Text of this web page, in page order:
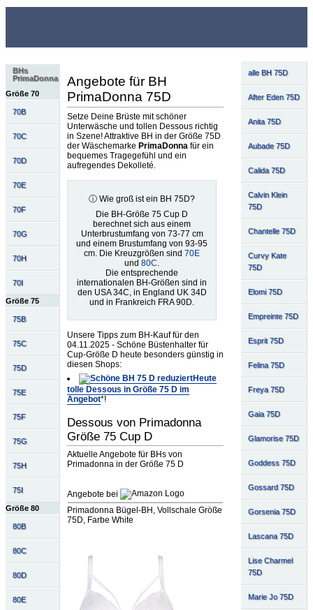
BHs
PrimaDonna
Größe 70
70B
70C
70D
70E
70F
70G
70H
70I
Größe 75
75B
75C
75D
75E
75F
75G
75H
75I
Größe 80
80B
80C
80D
80E
alle BH 75D
After Eden 75D
Anita 75D
Aubade 75D
Calida 75D
Calvin Klein
75D
Chantelle 75D
Curvy Kate
75D
Elomi 75D
Empreinte 75D
Esprit 75D
Felina 75D
Freya 75D
Gaia 75D
Glamorise 75D
Goddess 75D
Gossard 75D
Gorsenia 75D
Lascana 75D
Lise Charmel
75D
Marie Jo 75D
Angebote für BH
PrimaDonna 75D
Setze Deine Brüste mit schöner
Unterwäsche und tollen Dessous richtig
in Szene! Attraktive BH in der Größe 75D
der Wäschemarke PrimaDonnafür ein
bequemes Tragegefühl und ein
aufregendes Dekolleté.
ⓘ Wie groß ist ein BH 75D?
Die BH-Größe 75 Cup D
berechnet sich aus einem
Unterbrustumfang von 73-77 cm
und einem Brustumfang von 93-95
cm. Die Kreuzgrößen sind70E
und80C
Die entsprechende
internationalen BH-Größen sind in
den USA 34C, in England UK 34D
und in Frankreich FRA 90D.
Unsere Tipps zum BH-Kauf für den
04.11.2025 - Schöne Büstenhalter für
Cup-Größe D heute besonders günstig in
diesen Shops:
Heute
tolle Dessous in Größe 75 D im
Angebot*!
Dessous von Primadonna
Größe 75 Cup D
Aktuelle Angebote für BHs von
Primadonna in der Größe 75 D
Angebote bei
Primadonna Bügel-BH, Vollschale Größe
75D, Farbe White